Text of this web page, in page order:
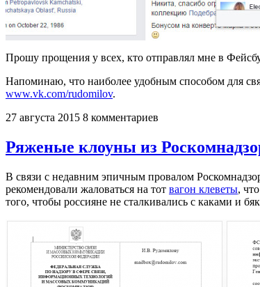
Прошу прощения у всех, кто отправлял мне в
Напоминаю, что наиболее удобным способом для
www.vk.com/rudomilov.
27 августа 2015 8 комментариев
Ряженые клоуны из
В связи с недавним эпичным провалом
рекомендовали жаловаться на тот вагон клеветы,
того, чтобы россияне не сталкивались с каками и